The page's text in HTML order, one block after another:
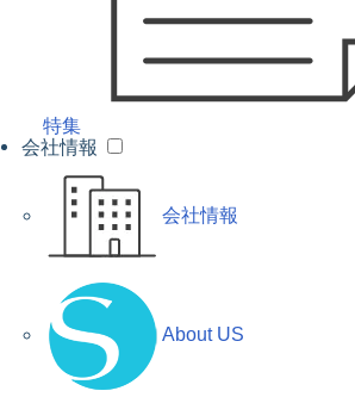
特集
会社情報
会社情報
About US